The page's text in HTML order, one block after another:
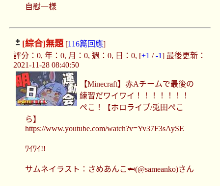
自慰一樣
[綜合]無題[116篇回應]
評分：0, 年：0, 月：0, 週：0, 日：0, [+1 /-1] 最後更新：
2021-11-28 08:40:50
【Minecraft】赤Aチームで最後の
練習だワイワイ！！！！！！！
ぺこ！【ホロライブ/兎田ぺこ
ら】
https://www.youtube.com/watch?v=Yv37F3sAySE
ﾜｲﾜｲ!!
サムネイラスト：さめあんこ🦈(@sameanko)さん